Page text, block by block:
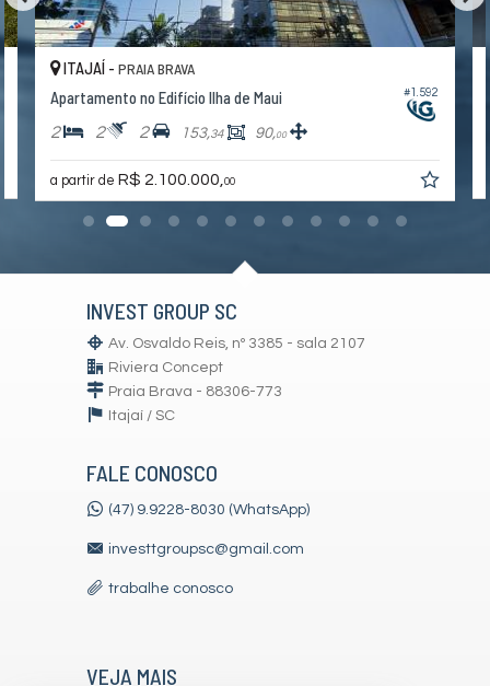
#1.592
ITAJAÍ - PRAIA BRAVA
Apartamento no Edifício Ilha de Maui
2 2 2 153,34 90,00
a partir de R$ 2.100.000, 00
INVEST GROUP SC
Av. Osvaldo Reis, nº 3385 - sala 2107
Riviera Concept
Praia Brava - 88306-773
Itajaí / SC
FALE CONOSCO
(47) 9.9228-8030 (WhatsApp)
investtgroupsc@gmail.com
trabalhe conosco
VEJA MAIS